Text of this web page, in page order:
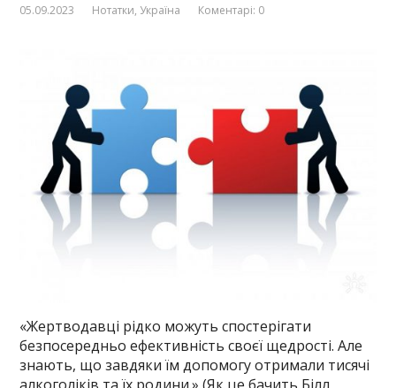
05.09.2023 Нотатки, Україна Коментарі: 0
«Жертводавці рідко можуть спостерігати
безпосередньо ефективність своєї щедрості. Але
знають, що завдяки їм допомогу отримали тисячі